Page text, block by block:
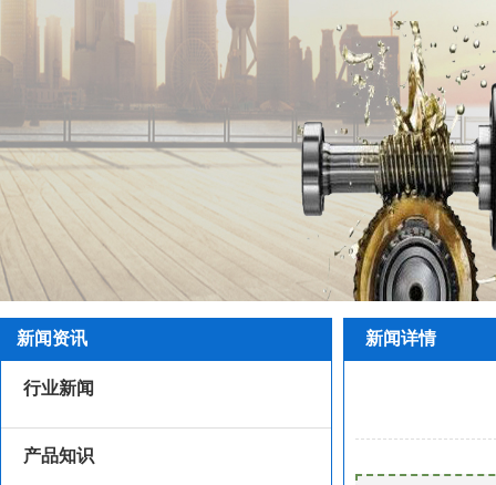
新闻资讯
行业新闻
产品知识
新闻详情